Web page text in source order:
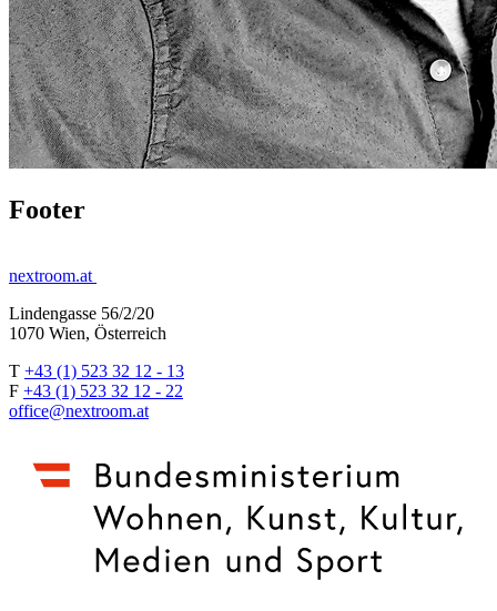
Footer
nextroom.at
Lindengasse 56/2/20
1070 Wien, Österreich
T +43 (1) 523 32 12 - 13
F +43 (1) 523 32 12 - 22
office@nextroom.at